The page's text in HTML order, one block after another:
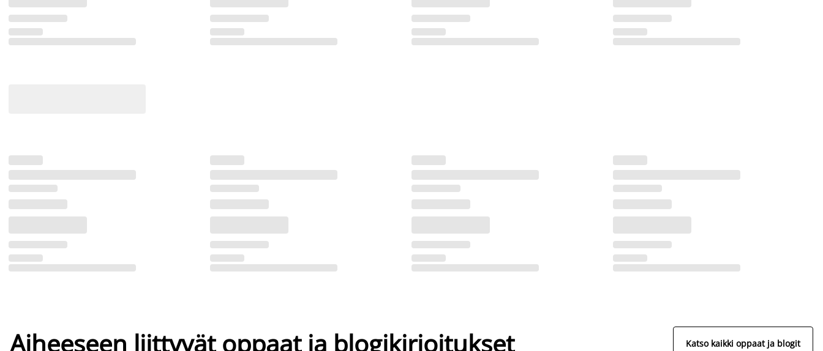
Aiheeseen liittyvät oppaat ja blogikirjoitukset Katso kaikki oppaat ja blogit